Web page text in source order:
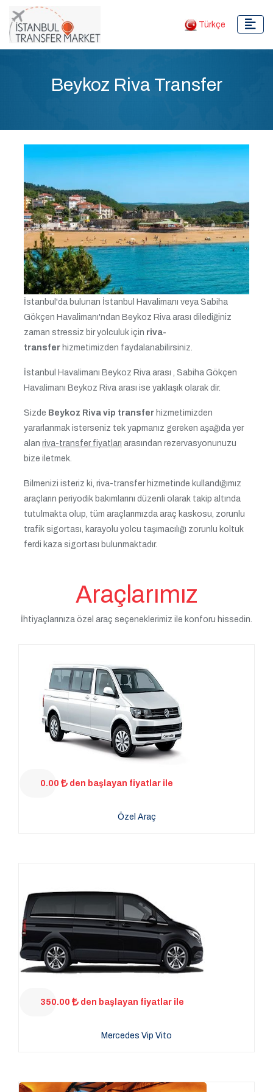
Türkçe
Beykoz Riva Transfer
İstanbul'da bulunan İstanbul Havalimanı veya Sabiha
Gökçen Havalimanı'ndan Beykoz Riva arası dilediğiniz
zaman stressiz bir yolculuk için riva-
transfer hizmetimizden faydalanabilirsiniz.
İstanbul Havalimanı Beykoz Riva arası , Sabiha Gökçen
Havalimanı Beykoz Riva arası ise yaklaşık olarak dir.
Sizde Beykoz Riva vip transfer hizmetimizden
yararlanmak isterseniz tek yapmanız gereken aşağıda yer
alan riva-transfer fiyatları arasından rezervasyonunuzu
bize iletmek.
Bilmenizi isteriz ki, riva-transfer hizmetinde kullandığımız
araçların periyodik bakımlarını düzenli olarak takip altında
tutulmakta olup, tüm araçlarımızda araç kaskosu, zorunlu
trafik sigortası, karayolu yolcu taşımacılığı zorunlu koltuk
ferdi kaza sigortası bulunmaktadır.
Araçlarımız
İhtiyaçlarınıza özel araç seçeneklerimiz ile konforu hissedin.
0.00 den başlayan fiyatlar ile
Özel Araç
350.00 den başlayan fiyatlar ile
Mercedes Vip Vito